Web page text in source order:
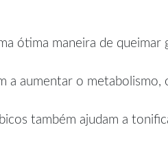
ótima maneira de queimar
a aumentar o
também ajudam a